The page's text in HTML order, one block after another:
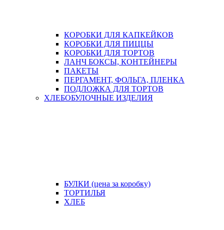
КОРОБКИ ДЛЯ КАПКЕЙКОВ
КОРОБКИ ДЛЯ ПИЦЦЫ
КОРОБКИ ДЛЯ ТОРТОВ
ЛАНЧ БОКСЫ, КОНТЕЙНЕРЫ
ПАКЕТЫ
ПЕРГАМЕНТ, ФОЛЬГА, ПЛЕНКА
ПОДЛОЖКА ДЛЯ ТОРТОВ
ХЛЕБОБУЛОЧНЫЕ ИЗДЕЛИЯ
БУЛКИ (цена за коробку)
ТОРТИЛЬЯ
ХЛЕБ